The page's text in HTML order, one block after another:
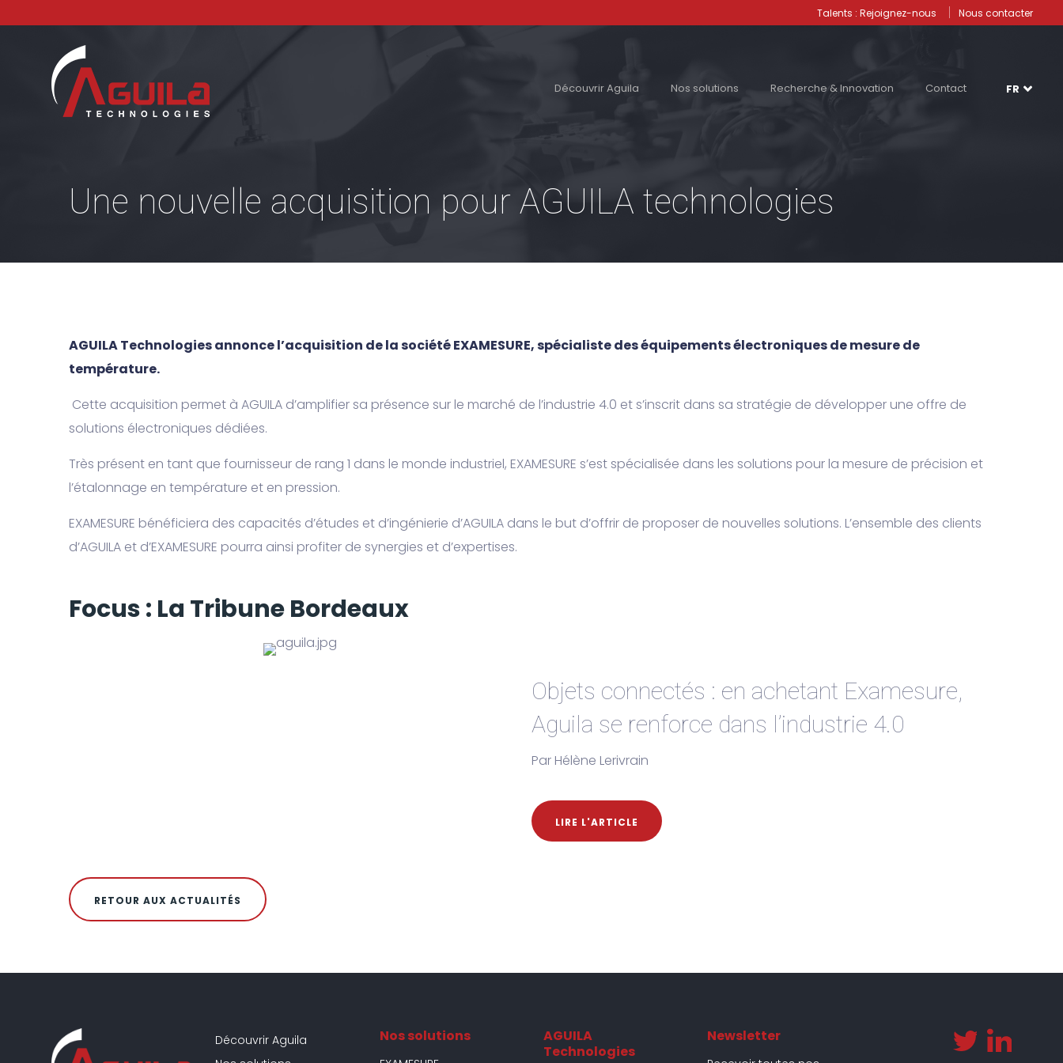
Talents : Rejoignez-nous Nous contacter
FR
Découvrir Aguila Nos solutions Recherche & Innovation Contact
Une nouvelle acquisition pour AGUILA technologies
AGUILA Technologies annonce l’acquisition de la société EXAMESURE, spécialiste des équipements électroniques de mesure de
température.
Cette acquisition permet à AGUILA d’amplifier sa présence sur le marché de l’industrie 4.0 et s’inscrit dans sa stratégie de développer une offre de
solutions électroniques dédiées.
Très présent en tant que fournisseur de rang 1 dans le monde industriel, EXAMESURE s’est spécialisée dans les solutions pour la mesure de précision et
l’étalonnage en température et en pression.
EXAMESURE bénéficiera des capacités d’études et d’ingénierie d’AGUILA dans le but d’offrir de proposer de nouvelles solutions. L’ensemble des clients
d’AGUILA et d’EXAMESURE pourra ainsi profiter de synergies et d’expertises.
Focus : La Tribune Bordeaux
Objets connectés : en achetant Examesure,
Aguila se renforce dans l’industrie 4.0
Par Hélène Lerivrain
LIRE L'ARTICLE
RETOUR AUX ACTUALITÉS
Découvrir Aguila
Nos solutions
AGUILA
Technologies
Newsletter